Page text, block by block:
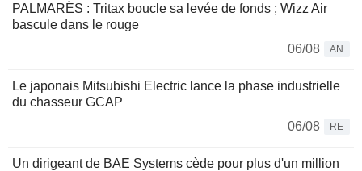
PALMARÈS : Tritax boucle sa levée de fonds ; Wizz Air
bascule dans le rouge
06/08
AN
Le japonais Mitsubishi Electric lance la phase industrielle
du chasseur GCAP
06/08
RE
Un dirigeant de BAE Systems cède pour plus d'un million